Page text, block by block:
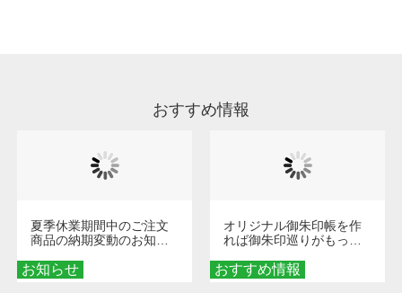
おすすめ情報
お知らせ
夏季休業期間中のご注文
商品の納期変動のお知ら
おすすめ情報
オリジナル御朱印帳を作
れば御朱印巡りがもっと
ダーメイドする魅力と選
び方